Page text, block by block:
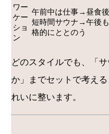
ワー
ケー
ショ
ン
午前中は仕事→昼食
短時間サウナ→午後
格的にととのう
どのスタイルでも、「
か」までセットで考え
れいに整います。